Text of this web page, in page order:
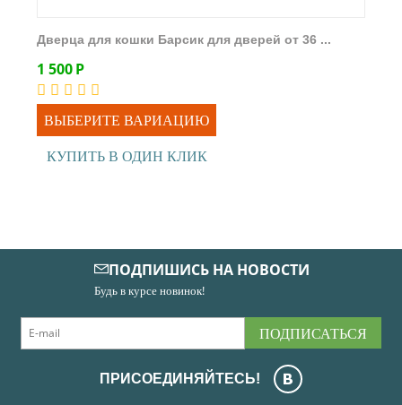
Дверца для кошки Барсик для дверей от 36 ...
1 500Р
ВЫБЕРИТЕ ВАРИАЦИЮ
КУПИТЬ В ОДИН КЛИК
ПОДПИШИСЬ НА НОВОСТИ
Будь в курсе новинок!
ПОДПИСАТЬСЯ
ПРИСОЕДИНЯЙТЕСЬ!